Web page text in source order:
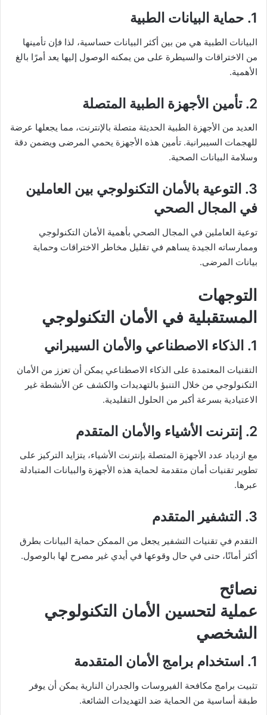
1. حماية البيانات الطبية
البيانات الطبية هي من بين أكثر البيانات حساسية، لذا فإن تأمينها
من الاختراقات والسيطرة على من يمكنه الوصول إليها يعد أمرًا بالغ
الأهمية.
2. تأمين الأجهزة الطبية المتصلة
العديد من الأجهزة الطبية الحديثة متصلة بالإنترنت، مما يجعلها عرضة
للهجمات السيبرانية. تأمين هذه الأجهزة يحمي المرضى ويضمن دقة
وسلامة البيانات الصحية.
3. التوعية بالأمان التكنولوجي بين العاملين
في المجال الصحي
توعية العاملين في المجال الصحي بأهمية الأمان التكنولوجي
وممارساته الجيدة يساهم في تقليل مخاطر الاختراقات وحماية
بيانات المرضى.
التوجهات
المستقبلية في الأمان التكنولوجي
1. الذكاء الاصطناعي والأمان السيبراني
التقنيات المعتمدة على الذكاء الاصطناعي يمكن أن تعزز من الأمان
التكنولوجي من خلال التنبؤ بالتهديدات والكشف عن الأنشطة غير
الاعتيادية بسرعة أكبر من الحلول التقليدية.
2. إنترنت الأشياء والأمان المتقدم
مع ازدياد عدد الأجهزة المتصلة بإنترنت الأشياء، يتزايد التركيز على
تطوير تقنيات أمان متقدمة لحماية هذه الأجهزة والبيانات المتبادلة
عبرها.
3. التشفير المتقدم
التقدم في تقنيات التشفير يجعل من الممكن حماية البيانات بطرق
أكثر أمانًا، حتى في حال وقوعها في أيدي غير مصرح لها بالوصول.
نصائح
عملية لتحسين الأمان التكنولوجي
الشخصي
1. استخدام برامج الأمان المتقدمة
تثبيت برامج مكافحة الفيروسات والجدران النارية يمكن أن يوفر
طبقة أساسية من الحماية ضد التهديدات الشائعة.